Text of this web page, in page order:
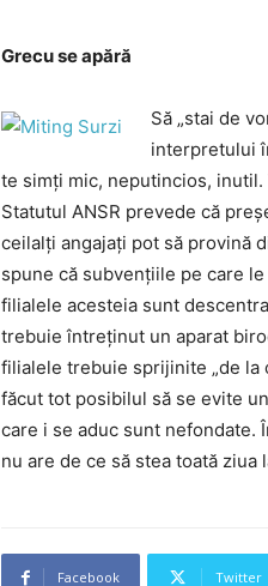
Grecu se apără
Să „stai de
interpretului
te simţi mic, neputincios,
Statutul ANSR prevede că
ceilalţi angajaţi pot să provină
spune că subvenţiile pe care
filialele acesteia sunt
trebuie întreţinut un aparat
filialele trebuie sprijinite „de la
făcut tot posibilul să se evite
care i se aduc sunt nefondate.
nu are de ce să stea toată ziua
Facebook Twitter